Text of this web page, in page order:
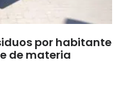
por habitante
de materia